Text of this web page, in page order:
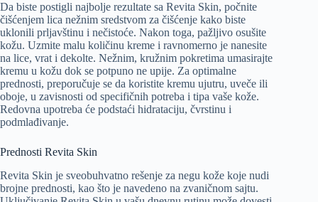
Da biste postigli najbolje rezultate sa Revita Skin, počnite
čišćenjem lica nežnim sredstvom za čišćenje kako biste
uklonili prljavštinu i nečistoće. Nakon toga, pažljivo osušite
kožu. Uzmite malu količinu kreme i ravnomerno je nanesite
na lice, vrat i dekolte. Nežnim, kružnim pokretima umasirajte
kremu u kožu dok se potpuno ne upije. Za optimalne
prednosti, preporučuje se da koristite kremu ujutru, uveče ili
oboje, u zavisnosti od specifičnih potreba i tipa vaše kože.
Redovna upotreba će podstaći hidrataciju, čvrstinu i
podmlađivanje.
Prednosti Revita Skin
Revita Skin je sveobuhvatno rešenje za negu kože koje nudi
brojne prednosti, kao što je navedeno na zvaničnom sajtu.